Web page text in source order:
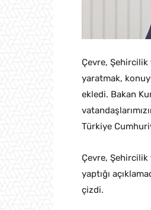
Çevre,
yaratmak,
ekledi. Bakan
Türkiye
Çevre,
yaptığı
çizdi.